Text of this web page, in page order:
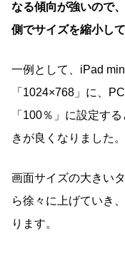
なる傾向が強いので
側でサイズを縮小し
一例として、iPad
「1024×768」に、
「100％」に設定す
きが良くなりました。
画面サイズの大きい
ら徐々に上げていき
ります。